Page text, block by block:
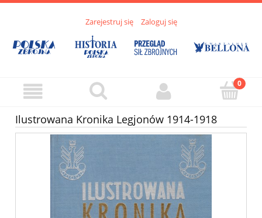
Zarejestruj się Zaloguj się
Ilustrowana Kronika Legjonów 1914-1918